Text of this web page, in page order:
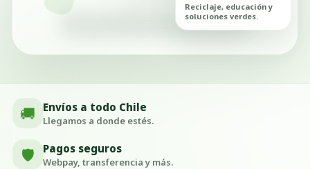
Reciclaje, educación y
soluciones verdes.
🚚 Envíos a todo Chile
Llegamos a donde estés.
🛡️ Pagos seguros
Webpay, transferencia y más.